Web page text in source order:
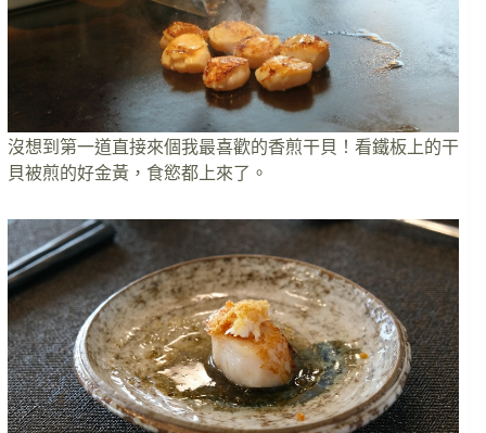
沒想到第一道直接來個我最喜歡的香煎干貝！看鐵板上的干
貝被煎的好金黃，食慾都上來了。